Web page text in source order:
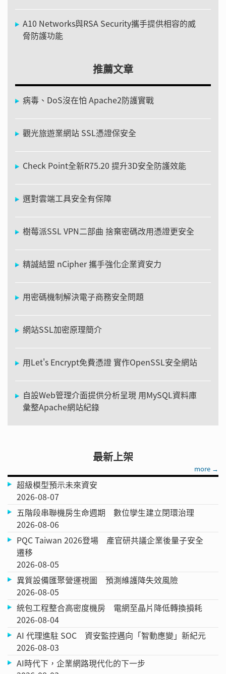
A10 Networks與RSA Security攜手提供相容的威
脅防護功能
推薦文章
病毒、DoS沒在怕 Apache2防護實戰
觀光旅遊業網站 SSL憑證保安全
Check Point全新R75.20 提升3D安全防護效能
選對雲端工具安全有保障
樹莓派SSL VPN二部曲 捨棄密碼改用憑證更安全
精誠結盟 nCipher 攜手強化企業資安力
用密碼機制解決電子商務安全問題
網站SSL加密原理簡介
用Let's Encrypt免費憑證 實作OpenSSL安全網站
自設Web管理介面提供分析呈現 用MySQL資料庫
彙整Apache網站紀錄
最新上架
more →
超級模型預示未來資安
2026-08-07
五階段串聯機房生命週期 數位孿生建立閉環治理
2026-08-06
PQC Taiwan 2026登場 產官研共議企業後量子安全
遷移
2026-08-05
異質設備匯聚營運視圖 預測維護降失效風險
2026-08-05
統包工程整合高密度機房 電網至晶片降低轉換損耗
2026-08-04
AI 代理進駐 SOC 資安監控邁向「智動應變」新紀元
2026-08-03
AI時代下，企業網路現代化的下一步